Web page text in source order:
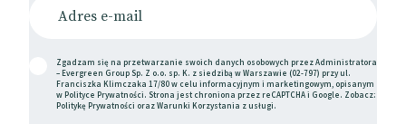
Zgadzam się na przetwarzanie swoich danych osobowych przez Administratora
– Evergreen Group Sp. Z o.o. sp. K. z siedzibą w Warszawie (02-797) przy ul.
Franciszka Klimczaka 17/80 w celu informacyjnym i marketingowym, opisanym
wPolityce Prywatności. Strona jest chroniona przez reCAPTCHA i Google. Zobacz:
Politykę Prywatności orazWarunki Korzystania z usługi.